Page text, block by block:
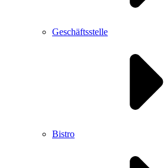
Geschäftsstelle
Bistro